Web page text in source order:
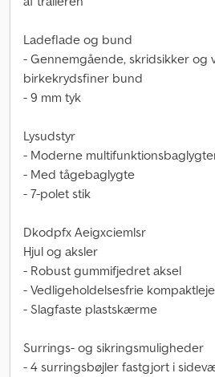
Ladeflade og bund
- Gennemgående, skridsikker og
birkekrydsfiner bund
- 9 mm tyk
Lysudstyr
- Moderne
- Med tågebaglygte
- 7-polet stik
Dkodpfx Aeigxciemlsr
Hjul og aksler
- Robust gummifjedret aksel
- Vedligeholdelsesfrie
- Slagfaste plastskærme
Surrings- og sikringsmuligheder
- 4 surringsbøjler fastgjort i